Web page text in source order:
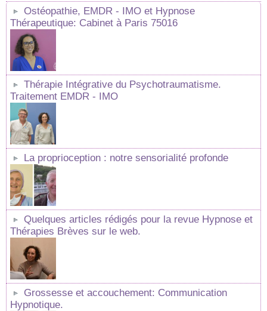
Ostéopathie, EMDR - IMO et Hypnose
Thérapeutique: Cabinet à Paris 75016
Thérapie Intégrative du Psychotraumatisme.
Traitement EMDR - IMO
La proprioception : notre sensorialité profonde
Quelques articles rédigés pour la revue Hypnose et
Thérapies Brèves sur le web.
Grossesse et accouchement: Communication
Hypnotique.